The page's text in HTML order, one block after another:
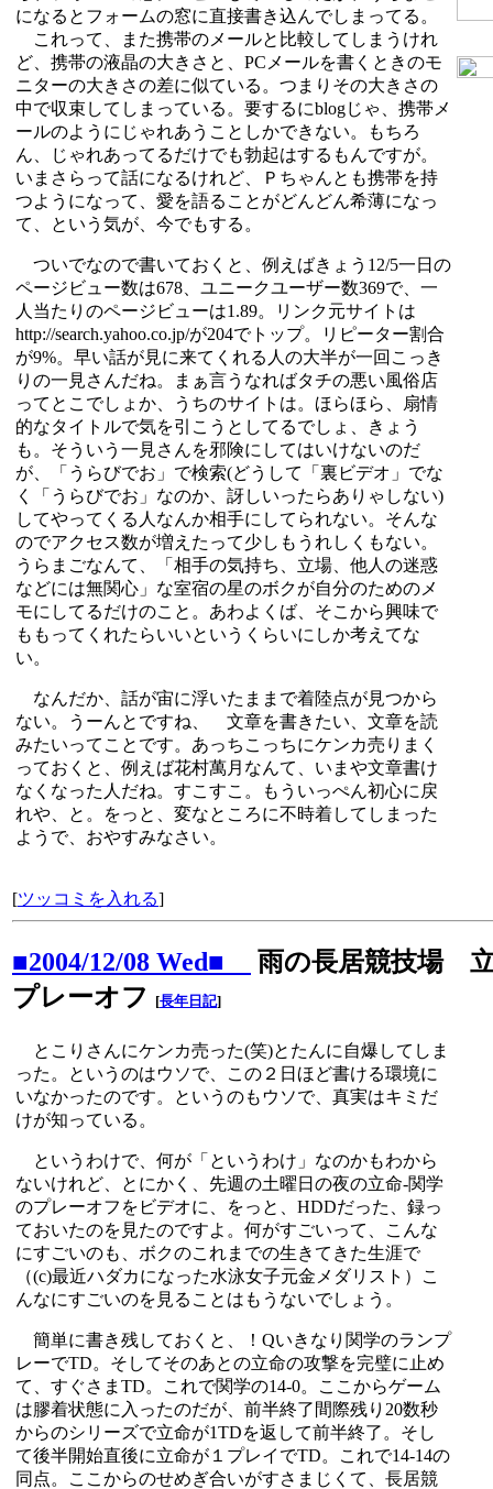
になるとフォームの窓に直接書き込んでしまってる。
これって、また携帯のメールと比較してしまうけれ
ど、携帯の液晶の大きさと、PCメールを書くときのモ
ニターの大きさの差に似ている。つまりその大きさの
中で収束してしまっている。要するにblogじゃ、携帯メ
ールのようにじゃれあうことしかできない。もちろ
ん、じゃれあってるだけでも勃起はするもんですが。
いまさらって話になるけれど、Ｐちゃんとも携帯を持
つようになって、愛を語ることがどんどん希薄になっ
て、という気が、今でもする。
ついでなので書いておくと、例えばきょう12/5一日の
ページビュー数は678、ユニークユーザー数369で、一
人当たりのページビューは1.89。リンク元サイトは
http://search.yahoo.co.jp/が204でトップ。リピーター割合
が9%。早い話が見に来てくれる人の大半が一回こっき
りの一見さんだね。まぁ言うなればタチの悪い風俗店
ってとこでしょか、うちのサイトは。ほらほら、扇情
的なタイトルで気を引こうとしてるでしょ、きょう
も。そういう一見さんを邪険にしてはいけないのだ
が、「うらびでお」で検索(どうして「裏ビデオ」でな
く「うらびでお」なのか、訝しいったらありゃしない)
してやってくる人なんか相手にしてられない。そんな
のでアクセス数が増えたって少しもうれしくもない。
うらまごなんて、「相手の気持ち、立場、他人の迷惑
などには無関心」な室宿の星のボクが自分のためのメ
モにしてるだけのこと。あわよくば、そこから興味で
ももってくれたらいいというくらいにしか考えてな
い。
なんだか、話が宙に浮いたままで着陸点が見つから
ない。うーんとですね、 文章を書きたい、文章を読
みたいってことです。あっちこっちにケンカ売りまく
っておくと、例えば花村萬月なんて、いまや文章書け
なくなった人だね。すこすこ。もういっぺん初心に戻
れや、と。をっと、変なところに不時着してしまった
ようで、おやすみなさい。
[ツッコミを入れる]
■2004/12/08 Wed■
雨の長居競技場
プレーオフ
[長年日記]
とこりさんにケンカ売った(笑)とたんに自爆してしま
った。というのはウソで、この２日ほど書ける環境に
いなかったのです。というのもウソで、真実はキミだ
けが知っている。
というわけで、何が「というわけ」なのかもわから
ないけれど、とにかく、先週の土曜日の夜の立命-関学
のプレーオフをビデオに、をっと、HDDだった、録っ
ておいたのを見たのですよ。何がすごいって、こんな
にすごいのも、ボクのこれまでの生きてきた生涯で
（(c)最近ハダカになった水泳女子元金メダリスト）こ
んなにすごいのを見ることはもうないでしょう。
簡単に書き残しておくと、！Qいきなり関学のランプ
レーでTD。そしてそのあとの立命の攻撃を完璧に止め
て、すぐさまTD。これで関学の14-0。ここからゲーム
は膠着状態に入ったのだが、前半終了間際残り20数秒
からのシリーズで立命が1TDを返して前半終了。そし
て後半開始直後に立命が１プレイでTD。これで14-14の
同点。ここからのせめぎ合いがすさまじくて、長居競